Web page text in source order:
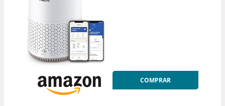
COMPRAR